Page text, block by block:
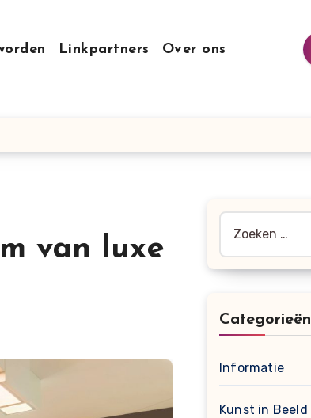
Linkpartners Over ons
van luxe
naar:
Categorieën
Informatie
Kunst in Beeld